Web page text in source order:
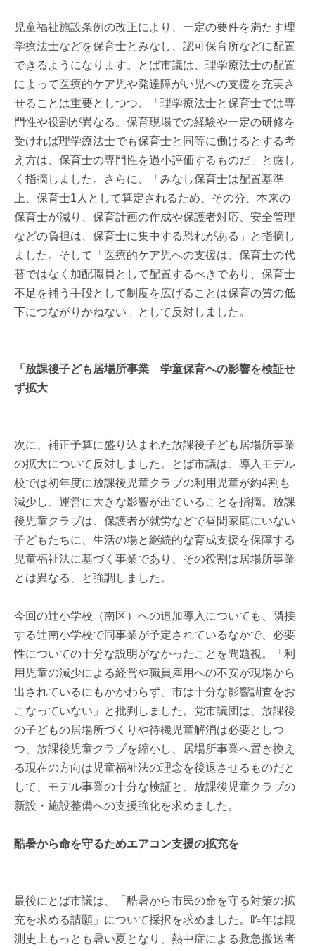
児童福祉施設条例の改正により、一定の要件を満たす理
学療法士などを保育士とみなし、認可保育所などに配置
できるようになります。とば市議は、理学療法士の配置
によって医療的ケア児や発達障がい児への支援を充実さ
せることは重要としつつ、「理学療法士と保育士では専
門性や役割が異なる。保育現場での経験や一定の研修を
受ければ理学療法士でも保育士と同等に働けるとする考
え方は、保育士の専門性を過小評価するものだ」と厳し
く指摘しました。さらに、「みなし保育士は配置基準
上、保育士1人として算定されるため、その分、本来の
保育士が減り、保育計画の作成や保護者対応、安全管理
などの負担は、保育士に集中する恐れがある」と指摘し
ました。そして「医療的ケア児への支援は、保育士の代
替ではなく加配職員として配置するべきであり、保育士
不足を補う手段として制度を広げることは保育の質の低
下につながりかねない」として反対しました。
「放課後子ども居場所事業 学童保育への影響を検証せ
ず拡大
次に、補正予算に盛り込まれた放課後子ども居場所事業
の拡大について反対しました。とば市議は、導入モデル
校では初年度に放課後児童クラブの利用児童が約4割も
減少し、運営に大きな影響が出ていることを指摘。放課
後児童クラブは、保護者が就労などで昼間家庭にいない
子どもたちに、生活の場と継続的な育成支援を保障する
児童福祉法に基づく事業であり、その役割は居場所事業
とは異なる、と強調しました。
今回の辻小学校（南区）への追加導入についても、隣接
する辻南小学校で同事業が予定されているなかで、必要
性についての十分な説明がなかったことを問題視。「利
用児童の減少による経営や職員雇用への不安が現場から
出されているにもかかわらず、市は十分な影響調査をお
こなっていない」と批判しました。党市議団は、放課後
の子どもの居場所づくりや待機児童解消は必要としつ
つ、放課後児童クラブを縮小し、居場所事業へ置き換え
る現在の方向は児童福祉法の理念を後退させるものだと
して、モデル事業の十分な検証と、放課後児童クラブの
新設・施設整備への支援強化を求めました。
酷暑から命を守るためエアコン支援の拡充を
最後にとば市議は、「酷暑から市民の命を守る対策の拡
充を求める請願」について採択を求めました。昨年は観
測史上もっとも暑い夏となり、熱中症による救急搬送者